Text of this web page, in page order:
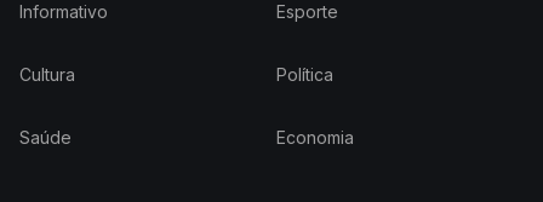
Informativo Esporte
Cultura Política
Saúde Economia